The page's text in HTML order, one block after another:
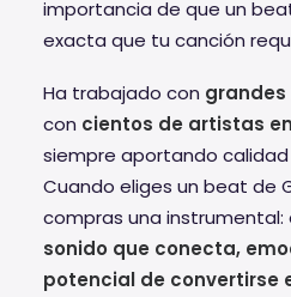
importancia de que un
exacta que tu canción
Ha trabajado con
con cientos de artistas
siempre aportando
Cuando eliges un beat de
compras una instrumental:
sonido que conecta,
potencial de convertirse